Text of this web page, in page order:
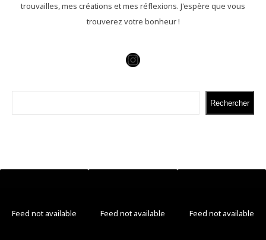
trouvailles, mes créations et mes réflexions. J'espère que vous
trouverez votre bonheur !
Instagram
Rechercher
Feed not available Feed not available Feed not available